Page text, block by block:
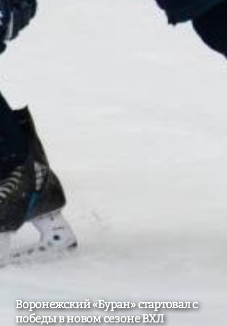
Воронежский «Буран» стартовал с
победы в новом сезоне ВХЛ